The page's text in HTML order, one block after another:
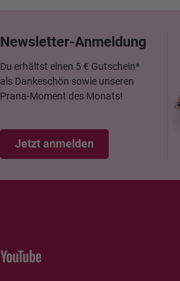
Newsletter-Anmeldung
Du erhältst einen 5 € Gutschein*
als Dankeschön sowie unseren
Prana-Moment des Monats!
Jetzt anmelden